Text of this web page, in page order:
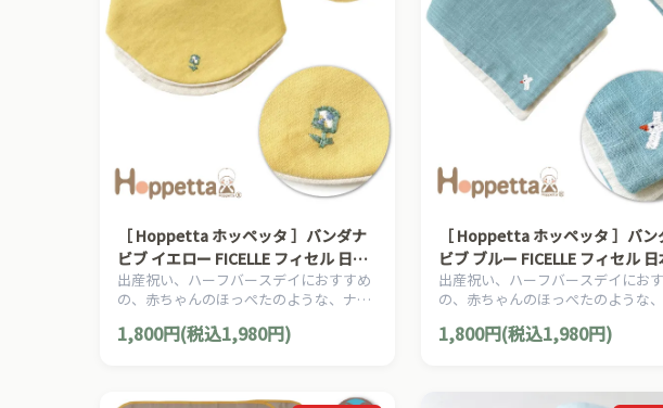
［ Hoppetta ホッペッタ ］バンダナ
ビブ イエロー FICELLE フィセル 日本
製 よだれかけ お祝い 記念撮影 お出か
け
出産祝い、ハーフバースデイにおすすめ
の、赤ちゃんのほっぺたのような、ナチ
ホッペッタのママ＆ベビー用品です。
1,800円(税込1,980円)
［ Hoppetta ホッペッタ ］バン
ビブ ブルー FICELLE フィセル
よだれかけ お祝い 記念撮影 お
出産祝い、ハーフバースデイにお
の、赤ちゃんのほっぺたのような
ホッペッタのママ＆ベビー用品です
1,800円(税込1,980円)